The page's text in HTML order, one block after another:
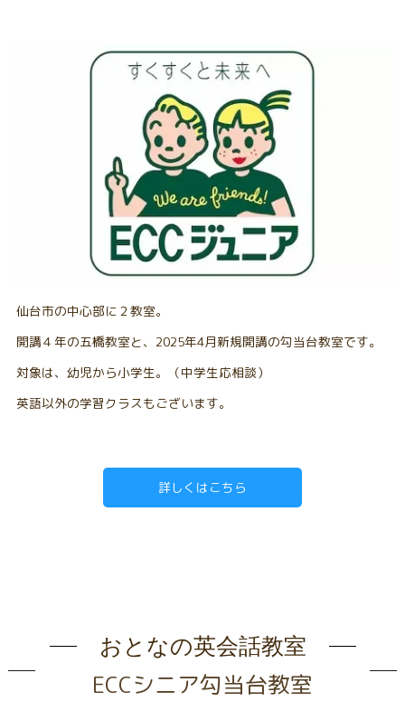
仙台市の中心部に２教室。
開講４年の五橋教室と、2025年4月新規開講の勾当台教室です。
対象は、幼児から小学生。（中学生応相談）
英語以外の学習クラスもございます。
詳しくはこちら
おとなの英会話教室
ECCシニア勾当台教室